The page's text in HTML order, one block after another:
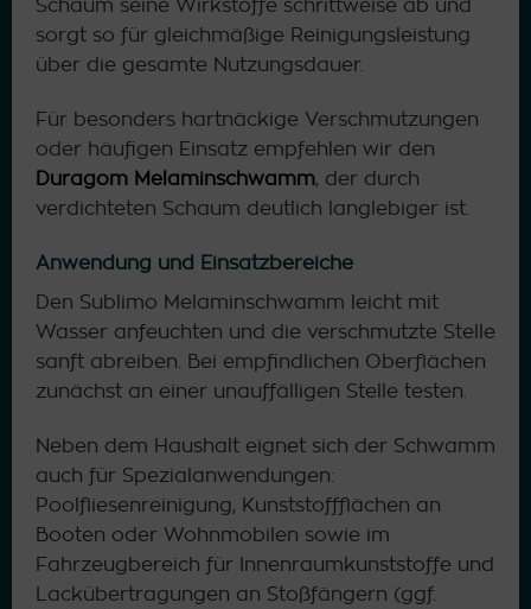
Schaum seine Wirkstoffe schrittweise ab und
sorgt so für gleichmäßige Reinigungsleistung
über die gesamte Nutzungsdauer.
Für besonders hartnäckige Verschmutzungen
oder häufigen Einsatz empfehlen wir den
Duragom Melaminschwamm, der durch
verdichteten Schaum deutlich langlebiger ist.
Anwendung und Einsatzbereiche
Den Sublimo Melaminschwamm leicht mit
Wasser anfeuchten und die verschmutzte Stelle
sanft abreiben. Bei empfindlichen Oberflächen
zunächst an einer unauffälligen Stelle testen.
Neben dem Haushalt eignet sich der Schwamm
auch für Spezialanwendungen:
Poolfliesenreinigung, Kunststoffflächen an
Booten oder Wohnmobilen sowie im
Fahrzeugbereich für Innenraumkunststoffe und
Lackübertragungen an Stoßfängern (ggf.